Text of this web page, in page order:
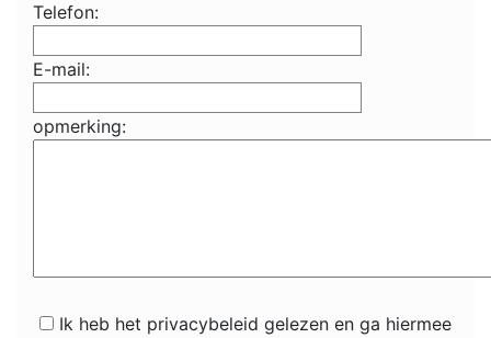
Telefon:
E-mail:
opmerking:
Ik heb het privacybeleid gelezen en ga hiermee